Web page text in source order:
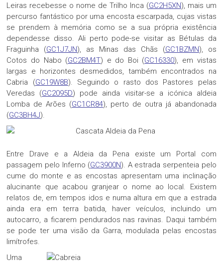
Leiras recebesse o nome de Trilho Inca (GC2H5XN), mais um
percurso fantástico por uma encosta escarpada, cujas vistas
se prendem à memória como se a sua própria existência
dependesse disso. Ali perto pode-se visitar as Bétulas da
Fraguinha (GC1J7JN), as Minas das Chãs (GC1BZMN), os
Cotos do Nabo (GC2BM4T) e do Boi (GC16330), em vistas
largas e horizontes desmedidos, também encontrados na
Cabria (GC19W8B). Seguindo o rasto dos Pastores pelas
Veredas (GC2095D) pode ainda visitar-se a icónica aldeia
Lomba de Arões (GC1CR84), perto de outra já abandonada
(GC3BH4J).
Entre Drave e a Aldeia da Pena existe um Portal com
passagem pelo Inferno (GC3900N). A estrada serpenteia pelo
cume do monte e as encostas apresentam uma inclinação
alucinante que acabou granjear o nome ao local. Existem
relatos de, em tempos idos e numa altura em que a estrada
ainda era em terra batida, haver veículos, incluindo um
autocarro, a ficarem pendurados nas ravinas. Daqui também
se pode ter uma visão da Garra, modulada pelas encostas
limítrofes.
Uma